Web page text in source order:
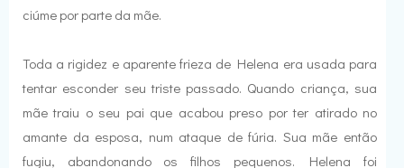
ciúme por parte da mãe.
Toda a rigidez e aparente frieza de Helena era usada para
tentar esconder seu triste passado. Quando criança, sua
mãe traiu o seu pai que acabou preso por ter atirado no
amante da esposa, num ataque de fúria. Sua mãe então
fugiu, abandonando os filhos pequenos. Helena foi